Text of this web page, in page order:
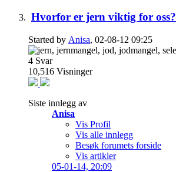
Hvorfor er jern viktig for oss?
Started by Anisa, 02-08-12 09:25
4 Svar
10,516 Visninger
Siste innlegg av
Anisa
Vis Profil
Vis alle innlegg
Besøk forumets forside
Vis artikler
05-01-14, 20:09